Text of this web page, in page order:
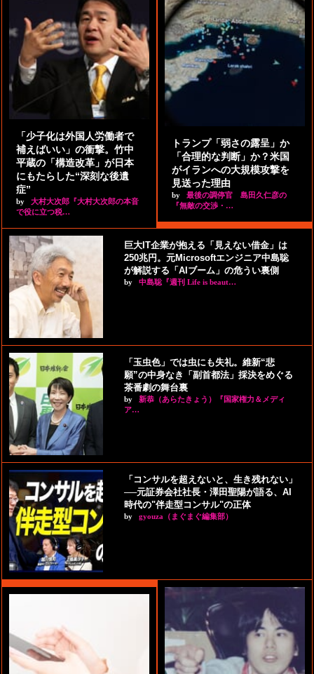
「少子化は外国人労働者で
補えばいい」の衝撃。竹中
平蔵の「構造改革」が日本
にもたらした“深刻な後遺
症”
by
大村大次郎『大村大次郎の本音
で役に立つ税…
トランプ「弱さの露呈」か
「合理的な判断」か？米国
がイランへの大規模攻撃を
見送った理由
by
最後の調停官 島田久仁彦の
『無敵の交渉・…
巨大IT企業が抱える「見えない借金」は
250兆円。元Microsoftエンジニア中島聡
が解説する「AIブーム」の危うい裏側
by 中島聡『週刊 Life is beaut…
「玉虫色」では虫にも失礼。維新“悲
願”の中身なき「副首都法」採決をめぐる
茶番劇の舞台裏
by
新恭（あらたきょう）『国家権力＆メディ
ア…
「コンサルを超えないと、生き残れない」
──元証券会社社長・澤田聖陽が語る、AI
時代の"伴走型コンサル"の正体
by gyouza（まぐまぐ編集部）